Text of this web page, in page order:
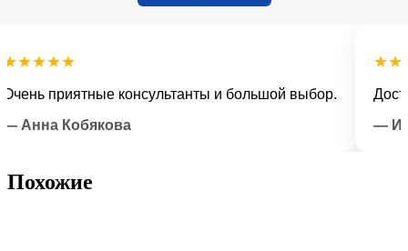
приятные консультанты и большой выбор.
Кобякова
— Илья
Похожие